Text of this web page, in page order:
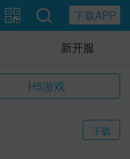
下载APP
新开服
H5游戏
下载